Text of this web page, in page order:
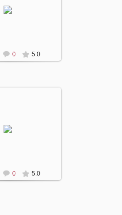
0 5.0
0 5.0